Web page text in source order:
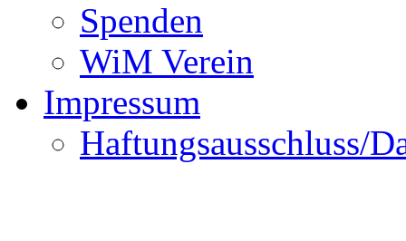
Spenden
WiM Verein
Impressum
Haftungsausschluss/